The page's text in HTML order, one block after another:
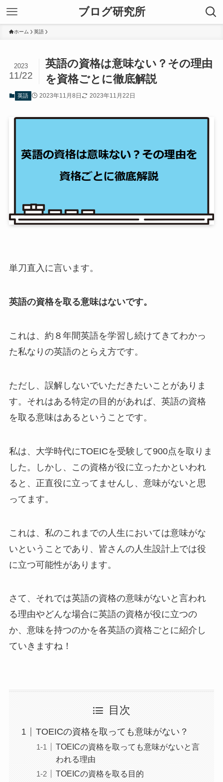
ブログ研究所
ホーム 英語
英語の資格は意味ない？その理由
を資格ごとに徹底解説
2023
11/22
英語 2023年11月8日 2023年11月22日
単刀直入に言います。
英語の資格を取る意味はないです。
これは、約８年間英語を学習し続けてきてわかっ
た私なりの英語のとらえ方です。
ただし、誤解しないでいただきたいことがありま
す。それはある特定の目的があれば、英語の資格
を取る意味はあるということです。
私は、大学時代にTOEICを受験して900点を取りま
した。しかし、この資格が役に立ったかといわれ
ると、正直役に立ってませんし、意味がないと思
ってます。
これは、私のこれまでの人生においては意味がな
いということであり、皆さんの人生設計上では役
に立つ可能性があります。
さて、それでは英語の資格の意味がないと言われ
る理由やどんな場合に英語の資格が役に立つの
か、意味を持つのかを各英語の資格ごとに紹介し
ていきますね！
目次
TOEICの資格を取っても意味がない？
TOEICの資格を取っても意味がないと言
われる理由
TOEICの資格を取る目的